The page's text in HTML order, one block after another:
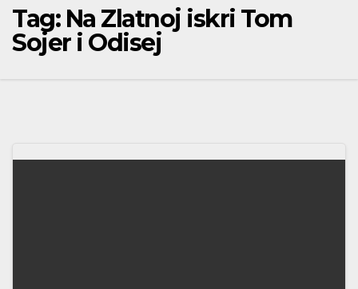
Tag: Na Zlatnoj iskri Tom
Sojer i Odisej